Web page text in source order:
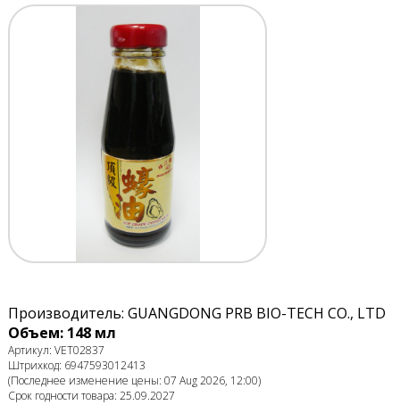
Производитель: GUANGDONG PRB BIO-TECH CO., LTD
Объем: 148 мл
Артикул: VET02837
Штрихкод: 6947593012413
(Последнее изменение цены: 07 Aug 2026, 12:00)
Срок годности товара: 25.09.2027